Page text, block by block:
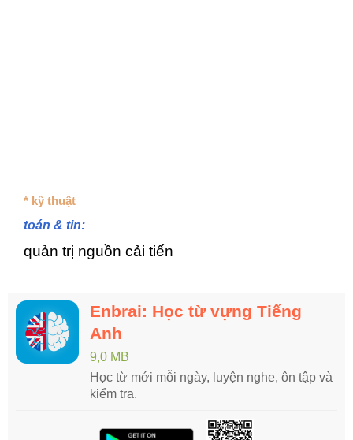
* kỹ thuật
toán & tin:
quản trị nguồn cải tiến
Enbrai: Học từ vựng Tiếng
Anh
9,0 MB
Học từ mới mỗi ngày, luyện nghe, ôn tập và
kiểm tra.